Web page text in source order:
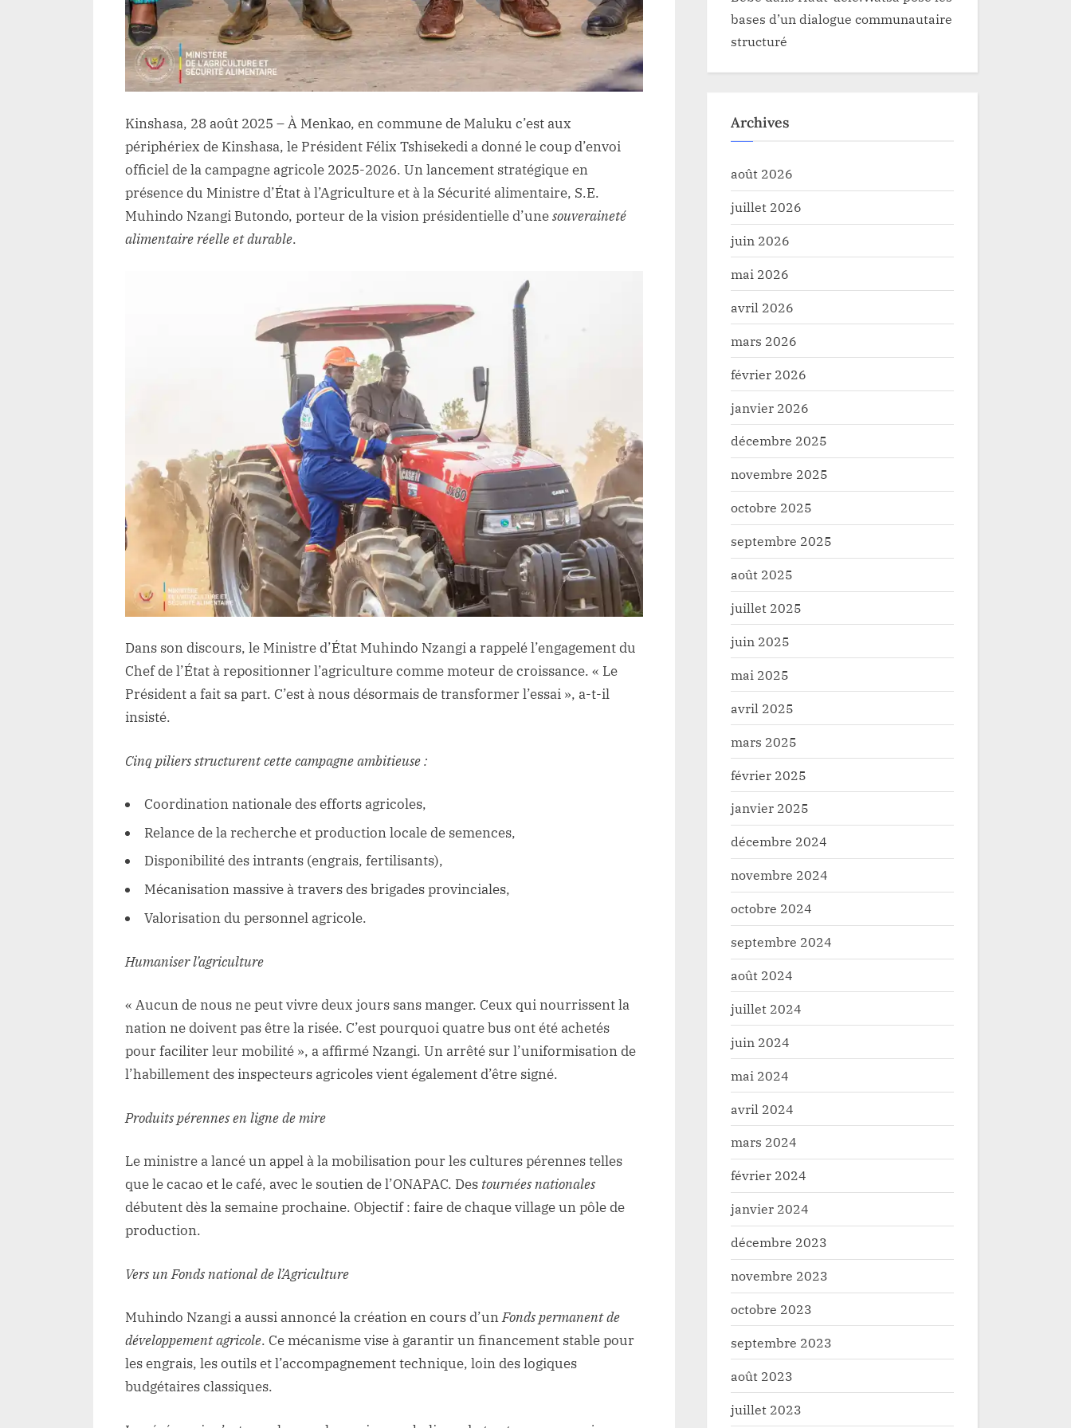
Kinshasa, 28 août 2025 – À Menkao, en commune de Maluku c’est aux
périphériex de Kinshasa, le Président Félix Tshisekedi a donné le coup d’envoi
officiel de la campagne agricole 2025-2026. Un lancement stratégique en
présence du Ministre d’État à l’Agriculture et à la Sécurité alimentaire, S.E.
Muhindo Nzangi Butondo, porteur de la vision présidentielle d’unesouveraineté
alimentaire réelle et durable.
Dans son discours, le Ministre d’État Muhindo Nzangi a rappelé l’engagement du
Chef de l’État à repositionner l’agriculture comme moteur de croissance. « Le
Président a fait sa part. C’est à nous désormais de transformer l’essai », a-t-il
insisté.
Cinq piliers structurent cette campagne ambitieuse :
Coordination nationale des efforts agricoles,
Relance de la recherche et production locale de semences,
Disponibilité des intrants (engrais, fertilisants),
Mécanisation massive à travers des brigades provinciales,
Valorisation du personnel agricole.
Humaniser l’agriculture
« Aucun de nous ne peut vivre deux jours sans manger. Ceux qui nourrissent la
nation ne doivent pas être la risée. C’est pourquoi quatre bus ont été achetés
pour faciliter leur mobilité », a affirmé Nzangi. Un arrêté sur l’uniformisation de
l’habillement des inspecteurs agricoles vient également d’être signé.
Produits pérennes en ligne de mire
Le ministre a lancé un appel à la mobilisation pour les cultures pérennes telles
que le cacao et le café, avec le soutien de l’ONAPAC. Des tournées nationales
débutent dès la semaine prochaine. Objectif : faire de chaque village un pôle de
production.
Vers un Fonds national de l’Agriculture
Muhindo Nzangi a aussi annoncé la création en cours d’unFonds permanent de
développement agricole. Ce mécanisme vise à garantir un financement stable pour
les engrais, les outils et l’accompagnement technique, loin des logiques
budgétaires classiques.
bases d’un dialogue communautaire
structuré
Archives
août 2026
juillet 2026
juin 2026
mai 2026
avril 2026
mars 2026
février 2026
janvier 2026
décembre 2025
novembre 2025
octobre 2025
septembre 2025
août 2025
juillet 2025
juin 2025
mai 2025
avril 2025
mars 2025
février 2025
janvier 2025
décembre 2024
novembre 2024
octobre 2024
septembre 2024
août 2024
juillet 2024
juin 2024
mai 2024
avril 2024
mars 2024
février 2024
janvier 2024
décembre 2023
novembre 2023
octobre 2023
septembre 2023
août 2023
juillet 2023